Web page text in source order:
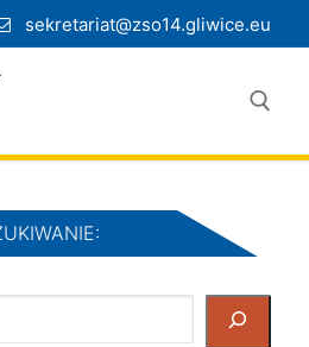
sekretariat@zso14.gliwice.eu